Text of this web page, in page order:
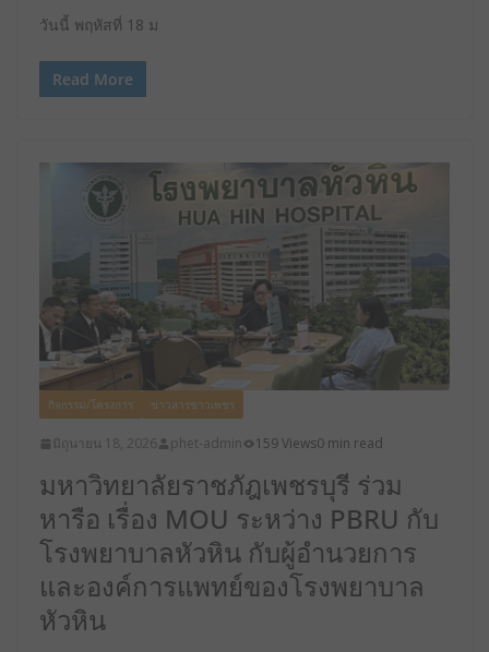
วันนี้ พฤหัสที่ 18 ม
Read More
กิจกรรม/โครงการ ข่าวสารชาวเพชร
มิถุนายน 18, 2026 phet-admin 159 Views0 min read
มหาวิทยาลัยราชภัฎเพชรบุรี ร่วม
หารือ เรื่อง MOU ระหว่าง PBRU กับ
โรงพยาบาลหัวหิน กับผู้อำนวยการ
และองค์การแพทย์ของโรงพยาบาล
หัวหิน